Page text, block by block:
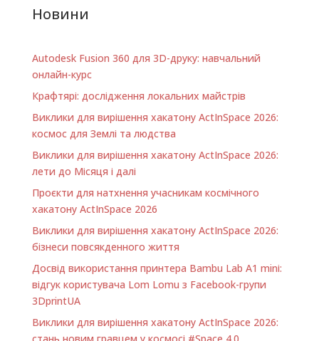
Новини
Autodesk Fusion 360 для 3D-друку: навчальний
онлайн-курс
Крафтярі: дослідження локальних майстрів
Виклики для вирішення хакатону ActInSpace 2026:
космос для Землі та людства
Виклики для вирішення хакатону ActInSpace 2026:
лети до Місяця і далі
Проєкти для натхнення учасникам космічного
хакатону ActInSpace 2026
Виклики для вирішення хакатону ActInSpace 2026:
бізнеси повсякденного життя
Досвід використання принтера Bambu Lab A1 minі:
відгук користувача Lom Lomu з Facebook-групи
3DprintUA
Виклики для вирішення хакатону ActInSpace 2026: